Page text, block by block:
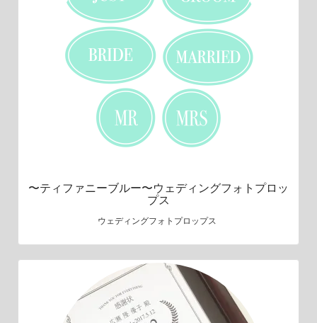
〜ティファニーブルー〜ウェディングフォトプロッ
プス
ウェディングフォトプロップス